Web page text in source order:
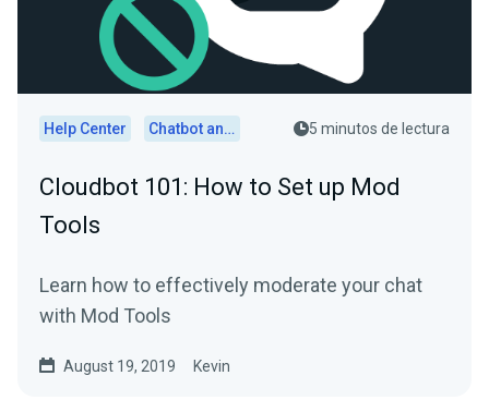
Help Center Chatbot and Cloudbot 5 minutos de lectura
Cloudbot 101: How to Set up Mod
Tools
Learn how to effectively moderate your chat
with Mod Tools
August 19, 2019 Kevin